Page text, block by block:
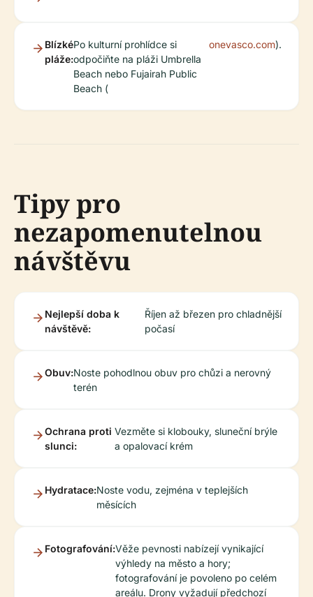
Blízké
pláže:
Po kulturní prohlídce si
odpočiňte na pláži Umbrella
Beach nebo Fujairah Public
Beach (
onevasco.com).
Tipy pro
nezapomenutelnou
návštěvu
Nejlepší doba k
návštěvě:
Říjen až březen pro chladnější
počasí
Obuv:Noste pohodlnou obuv pro chůzi a nerovný
terén
Ochrana proti
slunci:
Vezměte si klobouky, sluneční brýle
a opalovací krém
Hydratace:Noste vodu, zejména v teplejších
měsících
Fotografování:Věže pevnosti nabízejí vynikající
výhledy na město a hory;
fotografování je povoleno po celém
areálu. Drony vyžadují předchozí